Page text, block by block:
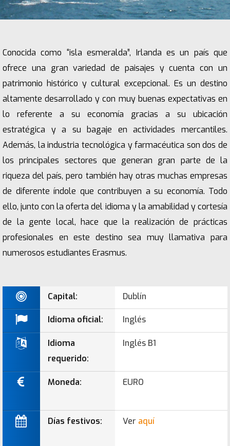
Conocida como “isla esmeralda”, Irlanda es un país que
ofrece una gran variedad de paisajes y cuenta con un
patrimonio histórico y cultural excepcional. Es un destino
altamente desarrollado y con muy buenas expectativas en
lo referente a su economía gracias a su ubicación
estratégica y a su bagaje en actividades mercantiles.
Además, la industria tecnológica y farmacéutica son dos de
los principales sectores que generan gran parte de la
riqueza del país, pero también hay otras muchas empresas
de diferente índole que contribuyen a su economía. Todo
ello, junto con la oferta del idioma y la amabilidad y cortesía
de la gente local, hace que la realización de prácticas
profesionales en este destino sea muy llamativa para
numerosos estudiantes Erasmus.
Capital: Dublín
Idioma oficial: Inglés
Idioma
requerido:
Inglés B1
Moneda: EURO
Días festivos: Ver aquí